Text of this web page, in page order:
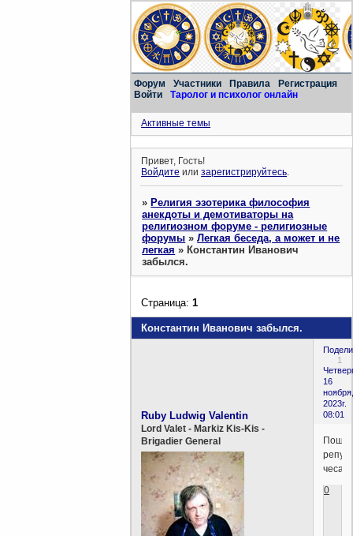
Форум Участники Правила
Регистрация
Войти
Таролог и психолог онлайн
Активные темы
Привет, Гость!
Войдите илизарегистрируйтесь.
»Религия эзотерика философия
анекдоты и демотиваторы на
религиозном форуме - религиозные
форумы »Легкая беседа, а может и не
легкая »Константин Иванович
забылся.
Константин Иванович забылся.
Страница:1
1
16
ноября,
2023г.
08:01
Ruby Ludwig Valentin
Lord Valet - Markiz Kis-Kis -
Brigadier General
репу
0